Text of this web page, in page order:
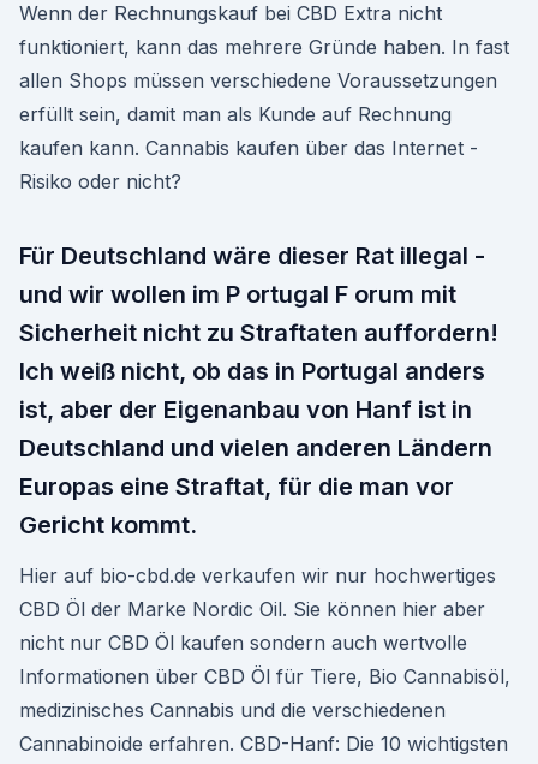
Wenn der Rechnungskauf bei CBD Extra nicht
funktioniert, kann das mehrere Gründe haben. In fast
allen Shops müssen verschiedene Voraussetzungen
erfüllt sein, damit man als Kunde auf Rechnung
kaufen kann. Cannabis kaufen über das Internet -
Risiko oder nicht?
Für Deutschland wäre dieser Rat illegal -
und wir wollen im P ortugal F orum mit
Sicherheit nicht zu Straftaten auffordern!
Ich weiß nicht, ob das in Portugal anders
ist, aber der Eigenanbau von Hanf ist in
Deutschland und vielen anderen Ländern
Europas eine Straftat, für die man vor
Gericht kommt.
Hier auf bio-cbd.de verkaufen wir nur hochwertiges
CBD Öl der Marke Nordic Oil. Sie können hier aber
nicht nur CBD Öl kaufen sondern auch wertvolle
Informationen über CBD Öl für Tiere, Bio Cannabisöl,
medizinisches Cannabis und die verschiedenen
Cannabinoide erfahren. CBD-Hanf: Die 10 wichtigsten